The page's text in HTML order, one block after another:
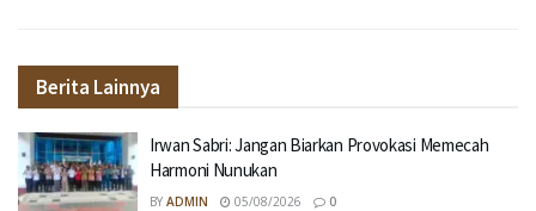
Berita Lainnya
Irwan Sabri: Jangan Biarkan Provokasi Memecah
Harmoni Nunukan
BY ADMIN 05/08/2026 0